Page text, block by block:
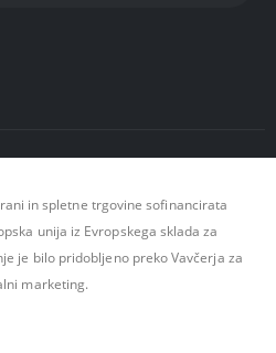
in spletne trgovine sofinancirata
unija iz Evropskega sklada za
je bilo pridobljeno preko Vavčerja za
marketing.